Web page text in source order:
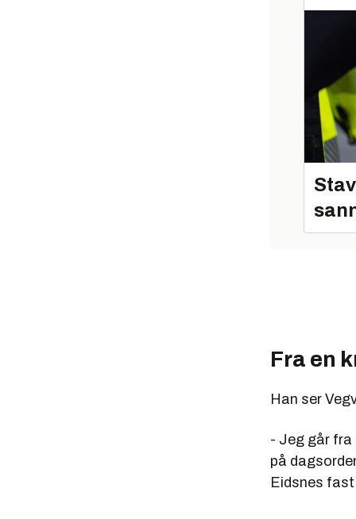
Fra en
Han ser
- Jeg går fra
på
Eidsnes